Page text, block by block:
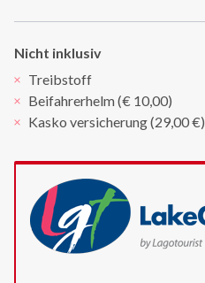
Nicht inklusiv
Treibstoff
Beifahrerhelm (€ 10,00)
Kasko versicherung (29,00 €)